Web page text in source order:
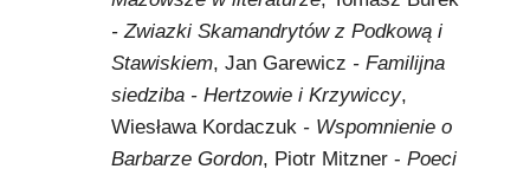
- Zwiazki Skamandrytów z Podkową i
Stawiskiem, Jan Garewicz - Familijna
siedziba - Hertzowie i Krzywiccy,
Wiesława Kordaczuk - Wspomnienie o
Barbarze Gordon, Piotr Mitzner - Poeci